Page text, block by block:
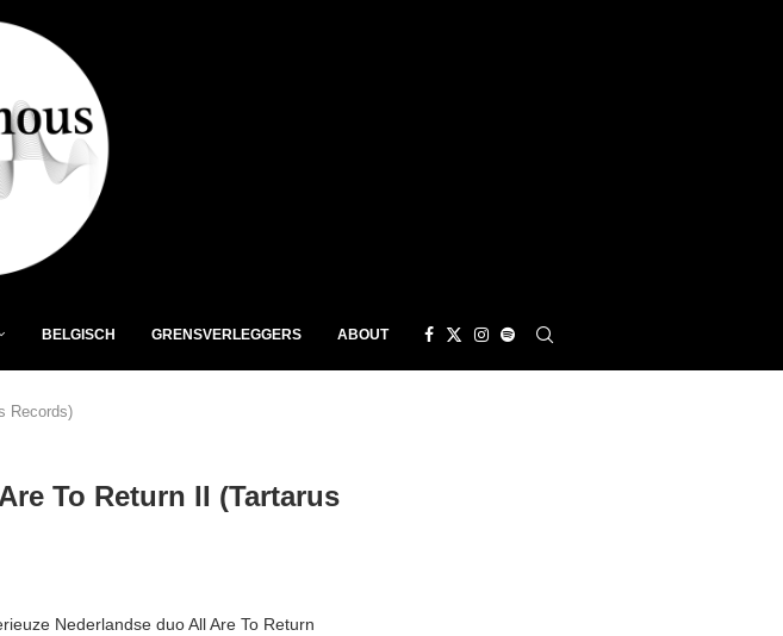
BELGISCH GRENSVERLEGGERS ABOUT
Records)
To Return II (Tartarus
Nederlandse duo All Are To Return